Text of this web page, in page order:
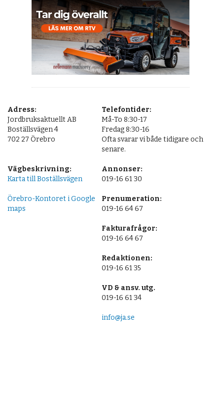
Personal
Kontakt
Villkor och cookies
Adress:
Jordbruksaktuellt AB
Boställsvägen 4
702 27 Örebro
Vägbeskrivning:
Karta till Boställsvägen
Örebro-Kontoret i Google
maps
Telefontider:
Må-To 8:30-17
Fredag 8:30-16
Ofta svarar vi både tidigare och
senare.
Annonser:
019-16 61 30
Prenumeration:
019-16 64 67
Fakturafrågor:
019-16 64 67
Redaktionen:
019-16 61 35
VD & ansv. utg.
019-16 61 34
info@ja.se